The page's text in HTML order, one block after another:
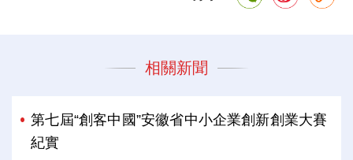
相關新聞
第七屆“創客中國”安徽省中小企業創新創業大賽
紀實